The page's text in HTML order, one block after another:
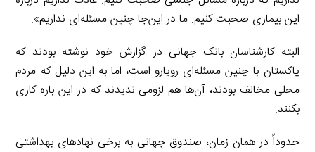
این بیماری صحبت کنیم. ما در این‌جا چنین مسئله‌ای نداریم».
البته کارشناسان بانک جهانی در گزارش خود نوشته بودند که
پاکستان با چنین مسئله‌ای رویارو است، اما به این دلیل که مردم
محلی مخالف بودند، آن‌ها هم لزومی ندیدند که در این باره کاری
بکنند.
حدوداً در همان زمان، صندوق جهانی به برخی نهادهای بهداشتی